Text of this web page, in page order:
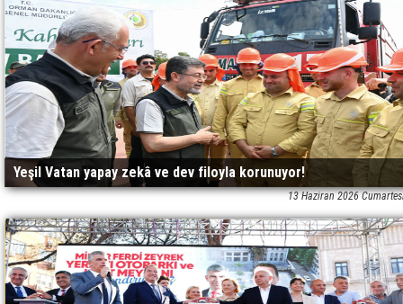
Yeşil Vatan yapay zekâ ve dev filoyla korunuyor!
13 Haziran 2026